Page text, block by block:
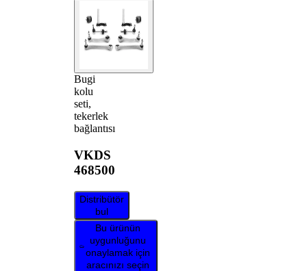
Bugi
kolu
seti,
tekerlek
bağlantısı
VKDS
468500
Distribütör
bul
Bu ürünün
uygunluğunu
onaylamak için
aracınızı seçin